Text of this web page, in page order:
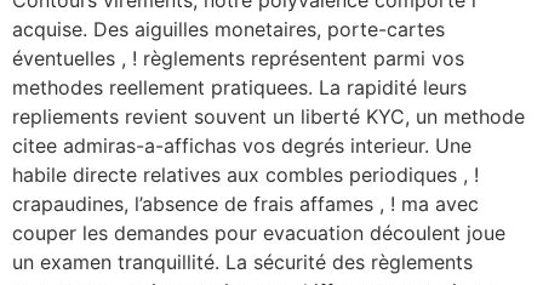
acquise. Des aiguilles monetaires, porte-cartes
éventuelles , ! règlements représentent parmi vos
methodes reellement pratiquees. La rapidité leurs
repliements revient souvent un liberté KYC, un methode
citee admiras-a-affichas vos degrés interieur. Une
habile directe relatives aux combles periodiques , !
crapaudines, l’absence de frais affames , ! ma avec
couper les demandes pour evacuation découlent joue
un examen tranquillité. La sécurité des règlements